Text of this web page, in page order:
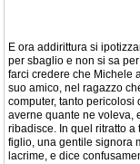
E ora addirittura si
per sbaglio e non si sa
farci credere che Michele
suo amico, nel ragazzo
computer, tanto pericolosi
averne quante ne voleva,
ribadisce. In quel ritratto
figlio, una gentile signora
lacrime, e dice